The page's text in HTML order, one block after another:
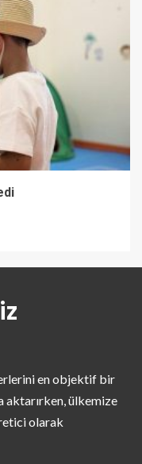
en objektif bir
aktarırken, ülkemize
olarak